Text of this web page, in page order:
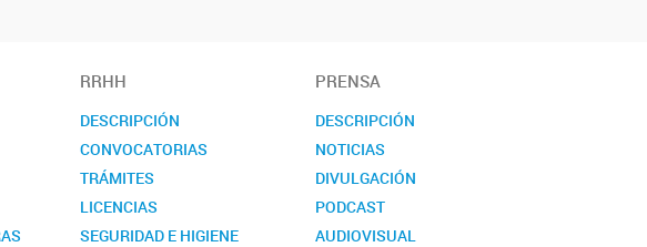
RRHH
DESCRIPCIÓN
CONVOCATORIAS
TRÁMITES
LICENCIAS
SEGURIDAD E HIGIENE
PRENSA
DESCRIPCIÓN
NOTICIAS
DIVULGACIÓN
PODCAST
AUDIOVISUAL